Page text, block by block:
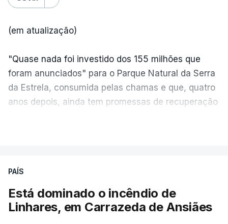
(em atualização)
"Quase nada foi investido dos 155 milhões que
foram anunciados" para o Parque Natural da Serra
da Estrela, consumida pelas chamas e que, quatro
anos depois, ainda tem promessas de recuperação
ESTE CONTEÚDO ESTÁ NESTE
PAÍS
Está dominado o incêndio de
Linhares, em Carrazeda de Ansiães